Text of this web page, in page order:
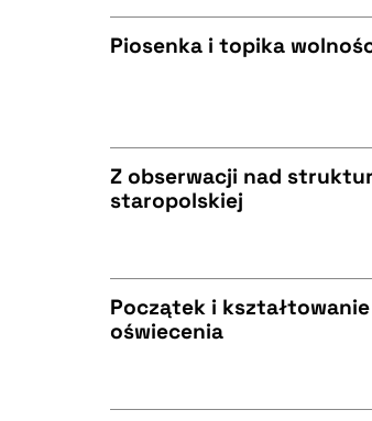
Piosenka i topika
Z obserwacji nad
staropolskiej
Początek i
oświecenia